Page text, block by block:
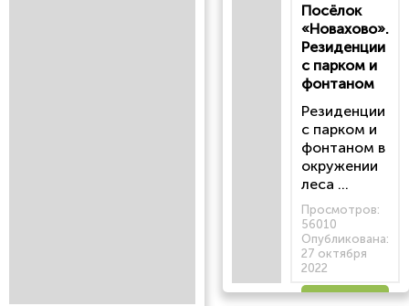
Посёлок
«Новахово».
Резиденции
с парком и
фонтаном
Резиденции
с парком и
фонтаном в
окружении
леса ...
Просмотров:
56010
Опубликована:
27 октября
2022